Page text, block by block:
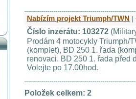
Nabízím projekt Triumph/TWN |
Číslo inzerátu: 103272
Prodám 4 motocykly Triumph/
(komplet), BD 250 1. řada
renovaci. BD 250 1. řada před
Volejte po 17.00hod.
Položek celkem: 2